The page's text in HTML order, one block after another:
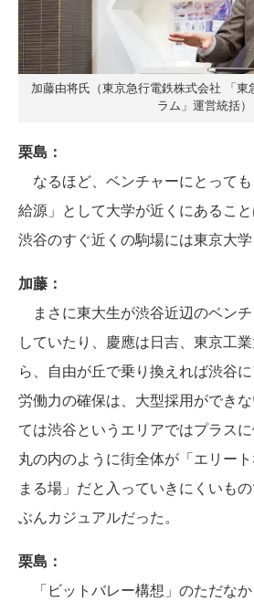
加藤由将氏（東京急行電鉄株式会社 「
ラム」運営統括）
栗島：
なるほど、ベンチャーにとって
給源」として大学が近くにあること
渋谷のすぐ近くの駒場には東京大学
加藤：
まさに東大生が渋谷近辺のベン
していたり、慶應は日吉、東京工
ら、自由が丘で乗り換えれば渋谷に
労働力の確保は、大型採用ができ
ては渋谷というエリアではプラスに
丸の内のように街全体が「エリー
まる場」だと入っていきにくいも
ぶんカジュアルだった。
栗島：
「ビットバレー構想」のただな